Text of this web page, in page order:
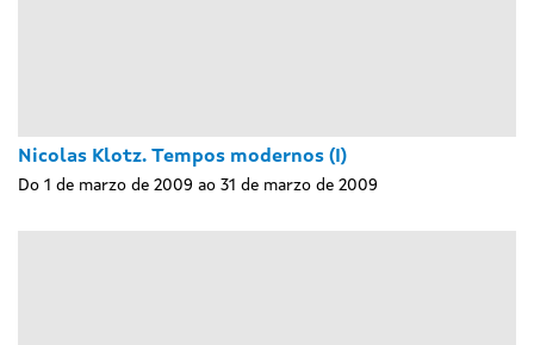
Nicolas Klotz. Tempos modernos (I)
Do 1 de marzo de 2009 ao 31 de marzo de 2009